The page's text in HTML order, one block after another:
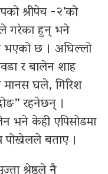
श्रीपेच -२’को
गरेका हुन् भने
छ । अघिल्लो
र बालेन शाह
मानस घले, गिरिश
रहनेछन् ।
भने केही एपिसोडमा
पोख्रेलले बताए ।